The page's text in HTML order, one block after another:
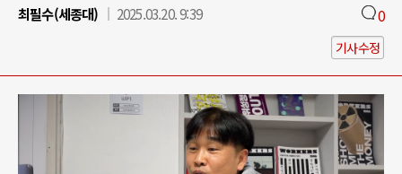
최필수(세종대)
2025.03.20. 9:39 0
기사수정